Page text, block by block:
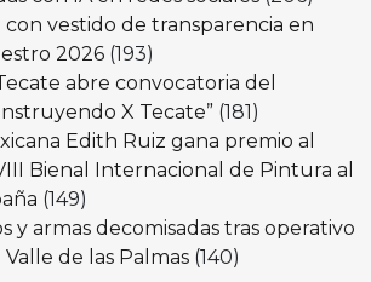
con vestido de transparencia en
2026 (193)
abre convocatoria del
X Tecate” (181)
Edith Ruiz gana premio al
Bienal Internacional de Pintura al
(149)
y armas decomisadas tras operativo
Valle de las Palmas (140)